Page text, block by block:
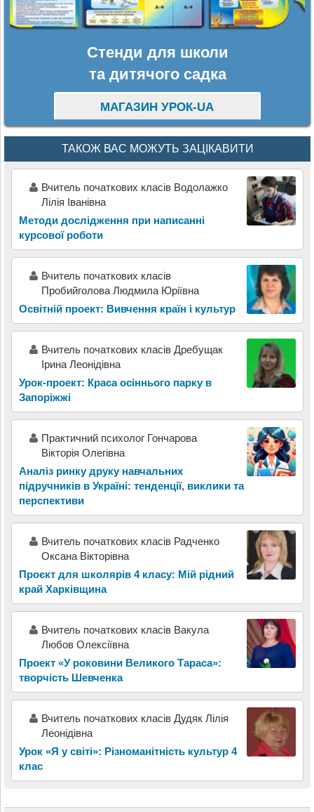
Стенди для школи
та дитячого садка
МАГАЗИН УРОК-UA
ТАКОЖ ВАС МОЖУТЬ ЗАЦІКАВИТИ
Вчитель початкових класів Водолажко
Лілія Іванівна
Методи дослідження при написанні
курсової роботи
Вчитель початкових класів
Пробийголова Людмила Юріївна
Освітній проект: Вивчення країн і культур
Вчитель початкових класів Дребущак
Ірина Леонідівна
Урок-проект: Краса осіннього парку в
Запоріжжі
Практичний психолог Гончарова
Вікторія Олегівна
Аналіз ринку друку навчальних
підручників в Україні: тенденції, виклики та
перспективи
Вчитель початкових класів Радченко
Оксана Вікторівна
Проєкт для школярів 4 класу: Мій рідний
край Харківщина
Вчитель початкових класів Вакула
Любов Олексіївна
Проект «У роковини Великого Тараса»:
творчість Шевченка
Вчитель початкових класів Дудяк Лілія
Леонідівна
Урок «Я у світі»: Різноманітність культур 4
клас